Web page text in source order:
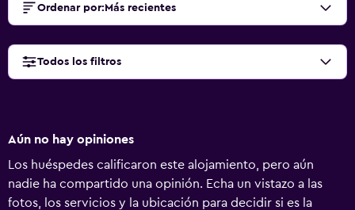
Ordenar por: Más recientes
Todos los filtros
Aún no hay opiniones
Los huéspedes calificaron este alojamiento, pero aún
nadie ha compartido una opinión. Echa un vistazo a las
fotos, los servicios y la ubicación para decidir si es la